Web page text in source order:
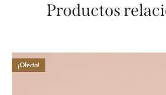
Productos
¡Oferta!